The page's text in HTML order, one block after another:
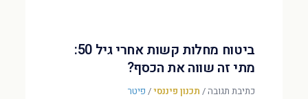
ביטוח מחלות קשות אחרי גיל 50:
מתי זה שווה את הכסף?
כתיבת תגובה/ תכנון פיננסי/ פיטר